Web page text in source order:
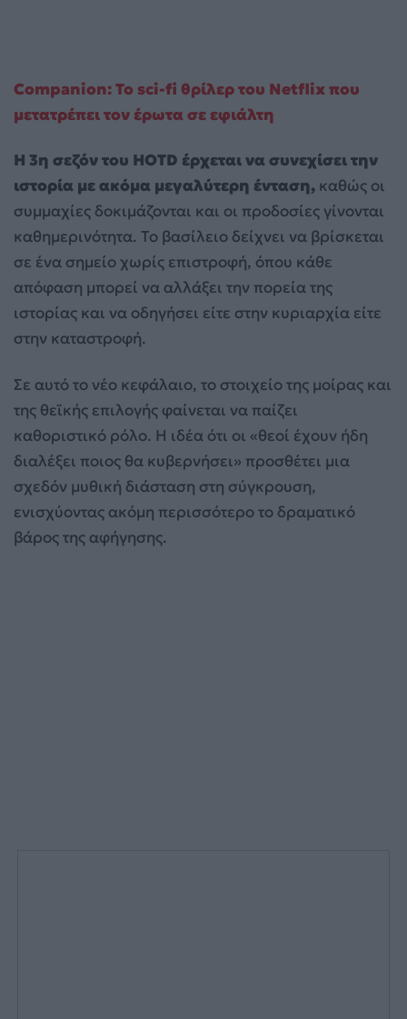
Companion: Το sci-fi θρίλερ του Netflix που
μετατρέπει τον έρωτα σε εφιάλτη
Η 3η σεζόν του HOTD έρχεται να συνεχίσει την
ιστορία με ακόμα μεγαλύτερη ένταση, καθώς οι
συμμαχίες δοκιμάζονται και οι προδοσίες γίνονται
καθημερινότητα. Το βασίλειο δείχνει να βρίσκεται
σε ένα σημείο χωρίς επιστροφή, όπου κάθε
απόφαση μπορεί να αλλάξει την πορεία της
ιστορίας και να οδηγήσει είτε στην κυριαρχία είτε
στην καταστροφή.
Σε αυτό το νέο κεφάλαιο, το στοιχείο της μοίρας και
της θεϊκής επιλογής φαίνεται να παίζει
καθοριστικό ρόλο. Η ιδέα ότι οι «θεοί έχουν ήδη
διαλέξει ποιος θα κυβερνήσει» προσθέτει μια
σχεδόν μυθική διάσταση στη σύγκρουση,
ενισχύοντας ακόμη περισσότερο το δραματικό
βάρος της αφήγησης.